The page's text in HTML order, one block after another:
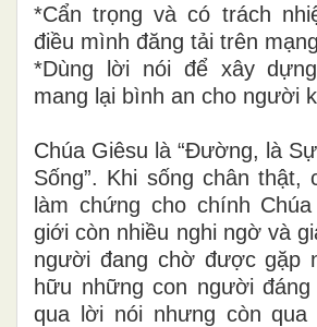
*Cẩn trọng và có trách
điều mình đăng tải trên
*Dùng lời nói để xây
mang lại bình an cho người
Chúa Giêsu là “Đường, là
Sống”. Khi sống chân thật,
làm chứng cho chính
giới còn nhiều nghi ngờ và
người đang chờ được gặp
hữu những con người
qua lời nói nhưng còn qua